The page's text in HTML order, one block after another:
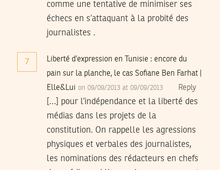
comme une tentative de minimiser ses
échecs en s’attaquant à la probité des
journalistes .
7
Liberté d’expression en Tunisie : encore du
pain sur la planche, le cas Sofiane Ben Farhat |
Elle&Lui on 09/09/2013 at 09/09/2013 Reply
[…] pour l’indépendance et la liberté des
médias dans les projets de la
constitution. On rappelle les agressions
physiques et verbales des journalistes,
les nominations des rédacteurs en chefs